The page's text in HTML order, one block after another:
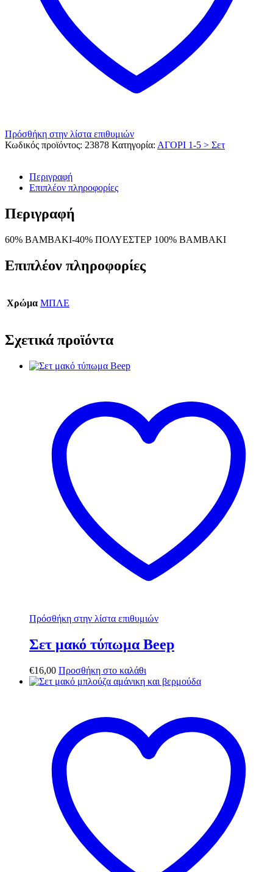
Πρόσθήκη στην λίστα επιθυμιών
Κωδικός προϊόντος: 23878 Κατηγορία: ΑΓΟΡΙ 1-5 > Σετ
Περιγραφή
Επιπλέον πληροφορίες
Περιγραφή
60% ΒΑΜΒΑΚΙ-40% ΠΟΛΥΕΣΤΕΡ 100% ΒΑΜΒΑΚΙ
Επιπλέον πληροφορίες
Χρώμα ΜΠΛΕ
Σχετικά προϊόντα
Πρόσθήκη στην λίστα επιθυμιών
Σετ μακό τύπωμα Beep
€16,00 Προσθήκη στο καλάθι